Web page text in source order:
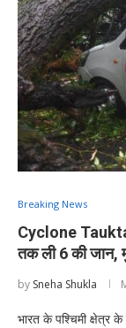
Breaking News
Cyclone
तक ली 6 की जान,
by Sneha Shukla
भारत के पश्चिमी क्षेत्र के